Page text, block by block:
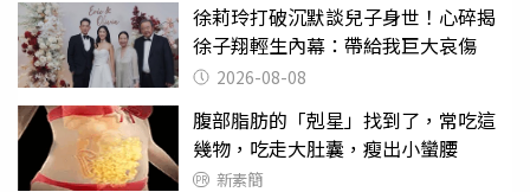
徐莉玲打破沉默談兒子身世！心碎揭
徐子翔輕生內幕：帶給我巨大哀傷
2026-08-08
腹部脂肪的「剋星」找到了，常吃這
幾物，吃走大肚囊，瘦出小蠻腰
新素簡